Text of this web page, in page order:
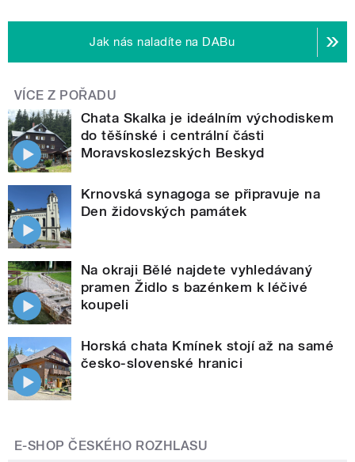
Jak nás naladíte na DABu
VÍCE Z POŘADU
Chata Skalka je ideálním východiskem
do těšínské i centrální části
Moravskoslezských Beskyd
Krnovská synagoga se připravuje na
Den židovských památek
Na okraji Bělé najdete vyhledávaný
pramen Židlo s bazénkem k léčivé
koupeli
Horská chata Kmínek stojí až na samé
česko-slovenské hranici
E-SHOP ČESKÉHO ROZHLASU